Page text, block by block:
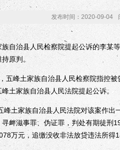
发布时间：2020-09-04
治县人民检察院提起公诉的李某
原判。
峰土家族自治县人民检察院指控被
土家族自治县人民法院提起公诉。
家族自治县人民法院对该案作出
衅滋事罪、伪证罪，判处有期徒刑
万元，追缴没收非法放贷违法所得